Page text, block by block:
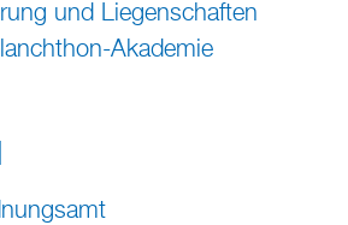
und Liegenschaften
Akademie